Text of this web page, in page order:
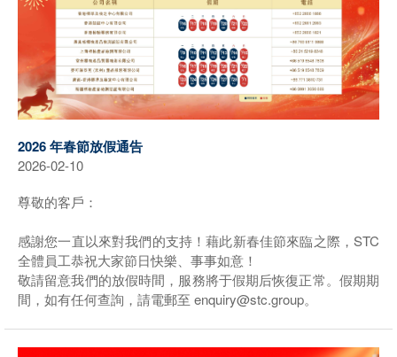
2026 年春節放假通告
2026-02-10
尊敬的客戶：
感謝您一直以來對我們的支持！藉此新春佳節來臨之際，STC
全體員工恭祝大家節日快樂、事事如意！
敬請留意我們的放假時間，服務將于假期后恢復正常。假期期
間，如有任何查詢，請電郵至 enquiry@stc.group。